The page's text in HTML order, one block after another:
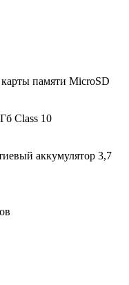
памяти MicroSD
Class 10
аккумулятор 3,7